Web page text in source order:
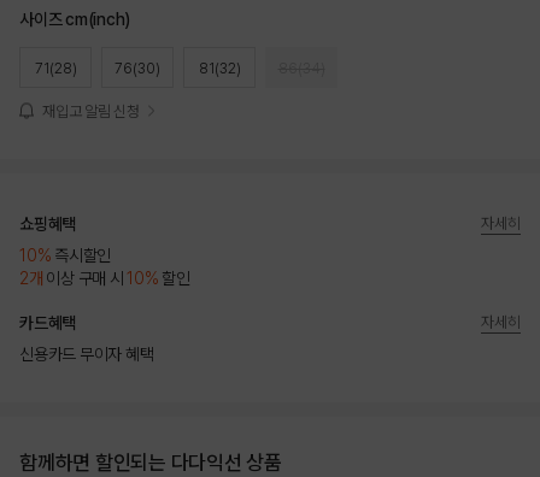
사이즈 cm(inch)
71(28) 76(30) 81(32)
재입고 알림 신청
쇼핑혜택
10% 즉시할인
2개 이상 구매 시10% 할인
자세히
카드혜택
신용카드 무이자 혜택
자세히
함께하면 할인되는 다다익선 상품